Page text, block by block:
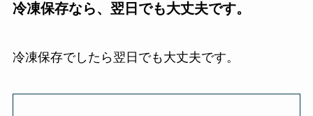
冷凍保存なら、翌日でも大丈夫です。
冷凍保存でしたら翌日でも大丈夫です。